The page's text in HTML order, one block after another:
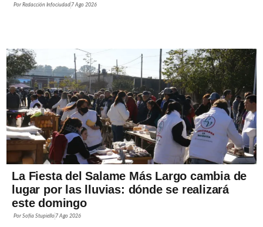
PorRedacción Infociudad 7 Ago 2026
La Fiesta del Salame Más Largo cambia de
lugar por las lluvias: dónde se realizará
este domingo
PorSofía Stupiello 7 Ago 2026